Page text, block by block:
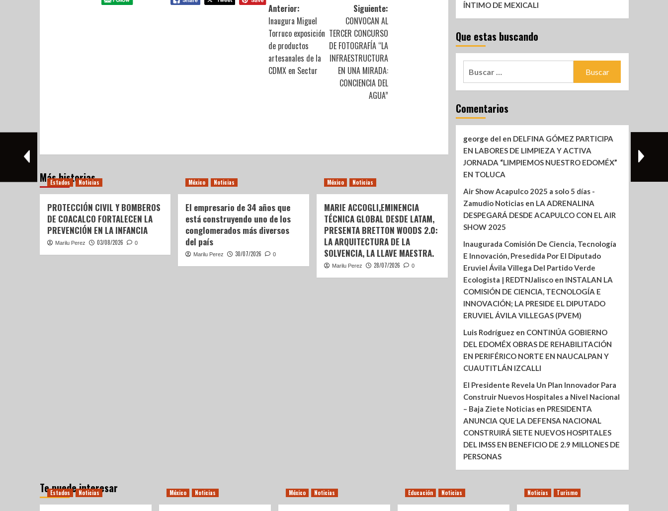
Anterior:
Inaugura Miguel
Torruco exposición
de productos
artesanales de la
CDMX en Sectur
Siguiente:
CONVOCAN AL
TERCER CONCURSO
DE FOTOGRAFÍA “LA
INFRAESTRUCTURA
EN UNA MIRADA:
CONCIENCIA DEL
AGUA”
Más historias
Estados Noticias
PROTECCIÓN CIVIL Y BOMBEROS
DE COACALCO FORTALECEN LA
PREVENCIÓN EN LA INFANCIA
Marilu Perez 03/08/2026 0
México Noticias
El empresario de 34 años que
está construyendo uno de los
conglomerados más diversos
del país
Marilu Perez 30/07/2026 0
México Noticias
MARIE ACCOGLI,EMINENCIA
TÉCNICA GLOBAL DESDE LATAM,
PRESENTA BRETTON WOODS 2.0:
LA ARQUITECTURA DE LA
SOLVENCIA, LA LLAVE MAESTRA.
Marilu Perez 28/07/2026 0
ÍNTIMO DE MEXICALI
Que estas buscando
Comentarios
george del en DELFINA GÓMEZ PARTICIPA
EN LABORES DE LIMPIEZA Y ACTIVA
JORNADA “LIMPIEMOS NUESTRO EDOMÉX”
EN TOLUCA
Air Show Acapulco 2025 a solo 5 días -
Zamudio Noticiasen LA ADRENALINA
DESPEGARÁ DESDE ACAPULCO CON EL AIR
SHOW 2025
Inaugurada Comisión De Ciencia, Tecnología
E Innovación, Presedida Por El Diputado
Eruviel Ávila Villega Del Partido Verde
Ecologista | REDTNJaliscoen INSTALAN LA
COMISIÓN DE CIENCIA, TECNOLOGÍA E
INNOVACIÓN; LA PRESIDE EL DIPUTADO
ERUVIEL ÁVILA VILLEGAS (PVEM)
Luis Rodríguez en CONTINÚA GOBIERNO
DEL EDOMÉX OBRAS DE REHABILITACIÓN
EN PERIFÉRICO NORTE EN NAUCALPAN Y
CUAUTITLÁN IZCALLI
El Presidente Revela Un Plan Innovador Para
Construir Nuevos Hospitales a Nivel Nacional
– Baja Ziete Noticiasen PRESIDENTA
ANUNCIA QUE LA DEFENSA NACIONAL
CONSTRUIRÁ SIETE NUEVOS HOSPITALES
DEL IMSS EN BENEFICIO DE 2.9 MILLONES DE
PERSONAS
Te puede interesar
Estados Noticias México Noticias México Noticias Educación Noticias Noticias Turismo